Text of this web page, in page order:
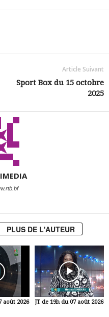
Article Suivant
Sport Box du 15 octobre
2025
PLUS DE L'AUTEUR
août 2026 JT de 19h du 07 août 2026